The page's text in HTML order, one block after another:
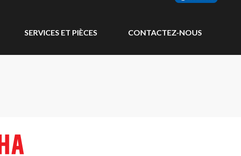
SERVICES ET PIÈCES CONTACTEZ-NOUS